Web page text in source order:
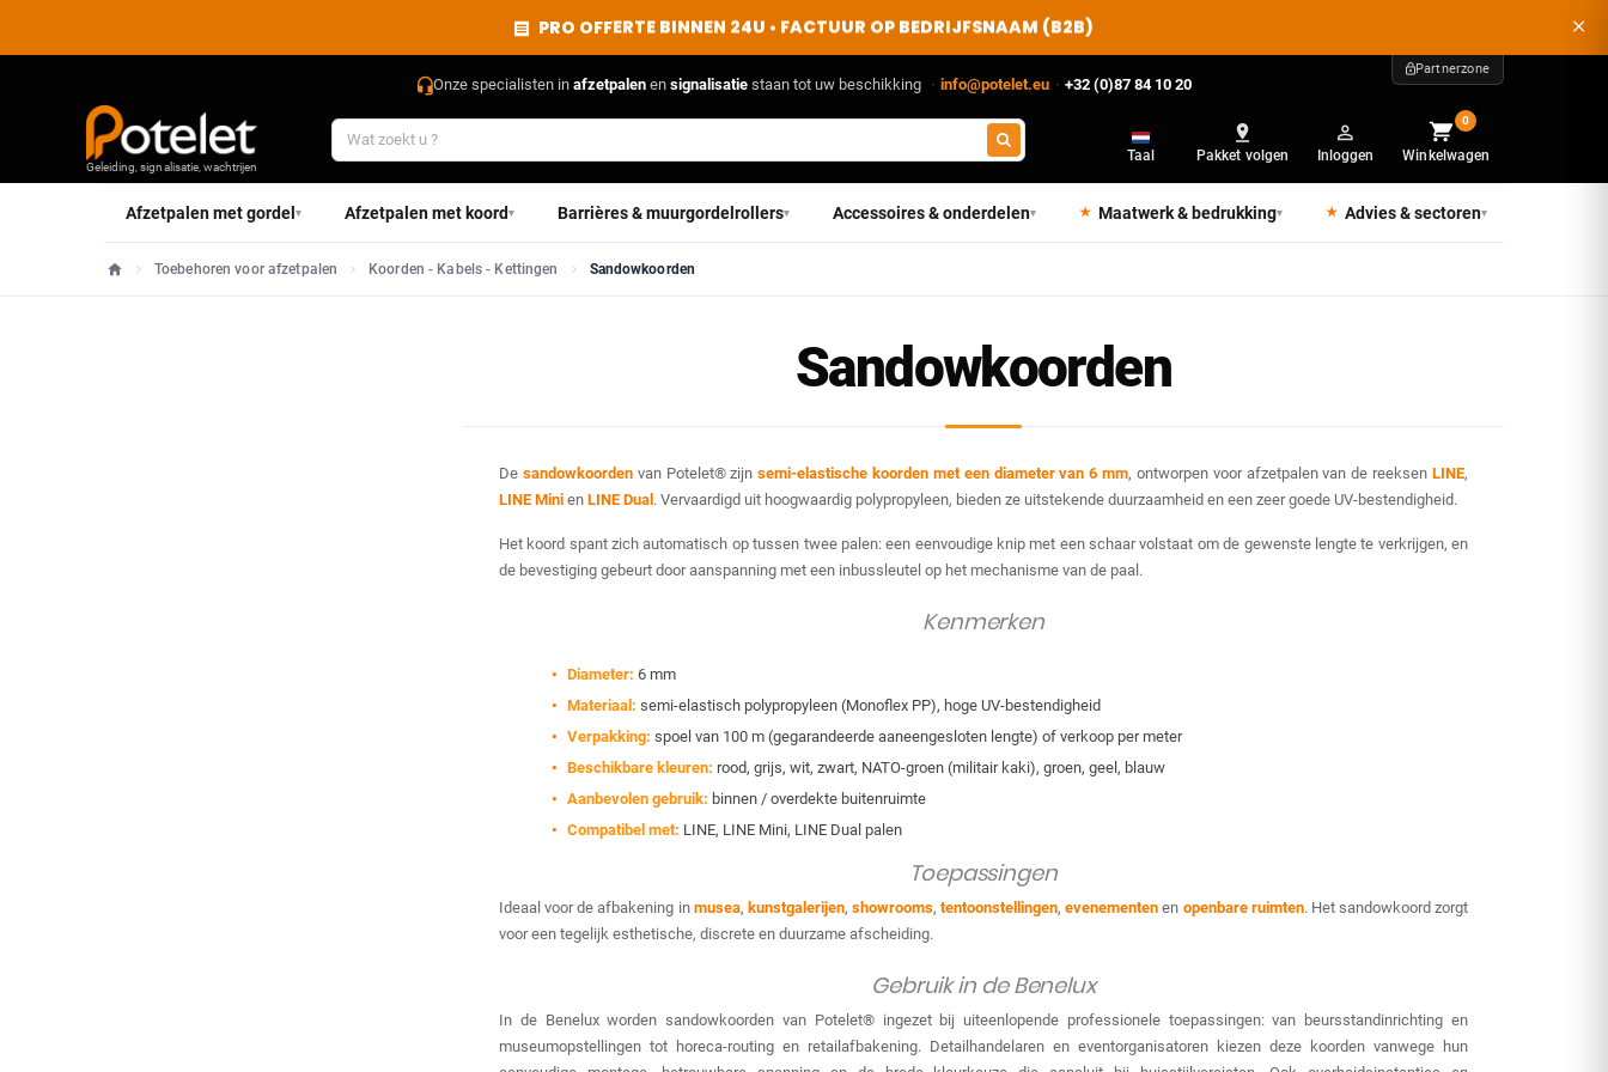
PRO OFFERTE BINNEN 24U • FACTUUR OP BEDRIJFSNAAM (B2B)
Onze specialisten in afzetpalenen signalisatiestaan tot uw beschikking · info@potelet.eu · +32 (0)87 84 10 20
Partnerzone
Geleiding, signalisatie, wachtrijen
Taal Pakket volgen Inloggen
0
Winkelwagen
Afzetpalen met gordel▾ Afzetpalen met koord▾ Barrières & muurgordelrollers▾ Accessoires & onderdelen▾ Maatwerk & bedrukking▾ Advies & sectoren▾
Home
Toebehoren voor afzetpalen Koorden - Kabels - Kettingen Sandowkoorden
Sandowkoorden
De sandowkoordenvan Potelet® zijnsemi-elastische koorden met een diameter van 6 mm, ontworpen voor afzetpalen van de reeksenLINE,
LINE Mini en LINE Dual . Vervaardigd uit hoogwaardig polypropyleen, bieden ze uitstekende duurzaamheid en een zeer goede UV-bestendigheid.
Het koord spant zich automatisch op tussen twee palen: een eenvoudige knip met een schaar volstaat om de gewenste lengte te verkrijgen, en
de bevestiging gebeurt door aanspanning met een inbussleutel op het mechanisme van de paal.
Kenmerken
Diameter: 6 mm
Materiaal: semi-elastisch polypropyleen (Monoflex PP), hoge UV-bestendigheid
Verpakking: spoel van 100 m (gegarandeerde aaneengesloten lengte) of verkoop per meter
Beschikbare kleuren: rood, grijs, wit, zwart, NATO-groen (militair kaki), groen, geel, blauw
Aanbevolen gebruik: binnen / overdekte buitenruimte
Compatibel met: LINE, LINE Mini, LINE Dual palen
Toepassingen
Ideaal voor de afbakening in musea, kunstgalerijen, showrooms,tentoonstellingen,evenementen en openbare ruimten. Het sandowkoord zorgt
voor een tegelijk esthetische, discrete en duurzame afscheiding.
Gebruik in de Benelux
In de Benelux worden sandowkoorden van Potelet® ingezet bij uiteenlopende professionele toepassingen: van beursstandinrichting en
museumopstellingen tot horeca-routing en retailafbakening. Detailhandelaren en eventorganisatoren kiezen deze koorden vanwege hun